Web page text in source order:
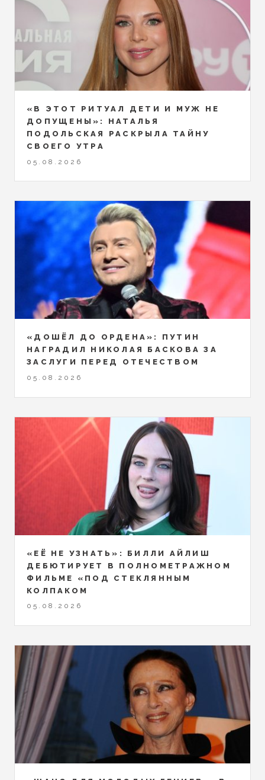
«В ЭТОТ РИТУАЛ ДЕТИ И МУЖ НЕ
ДОПУЩЕНЫ»: НАТАЛЬЯ
ПОДОЛЬСКАЯ РАСКРЫЛА ТАЙНУ
СВОЕГО УТРА
05.08.2026
«ДОШЁЛ ДО ОРДЕНА»: ПУТИН
НАГРАДИЛ НИКОЛАЯ БАСКОВА ЗА
ЗАСЛУГИ ПЕРЕД ОТЕЧЕСТВОМ
05.08.2026
«ЕЁ НЕ УЗНАТЬ»: БИЛЛИ АЙЛИШ
ДЕБЮТИРУЕТ В ПОЛНОМЕТРАЖНОМ
ФИЛЬМЕ «ПОД СТЕКЛЯННЫМ
КОЛПАКОМ
05.08.2026